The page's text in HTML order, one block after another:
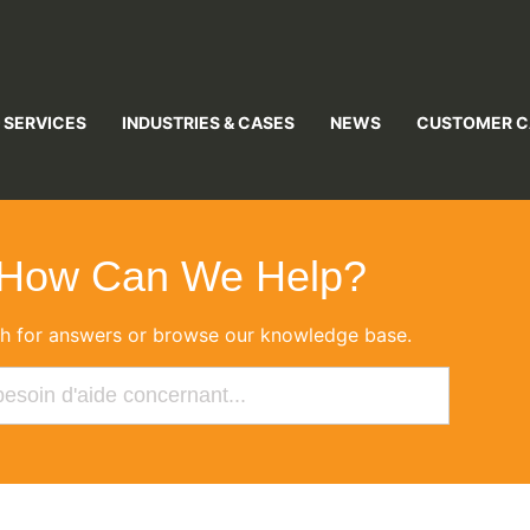
INDUSTRIES & CASES NEWS CUSTOMER
Can We Help?
for answers or browse our knowledge base.